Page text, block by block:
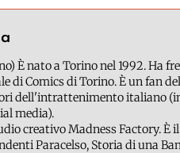
È nato a Torino nel 1992. Ha
di Comics di Torino. È un fan
dell'intrattenimento italiano
media).
creativo Madness Factory. È
Paracelso, Storia di una